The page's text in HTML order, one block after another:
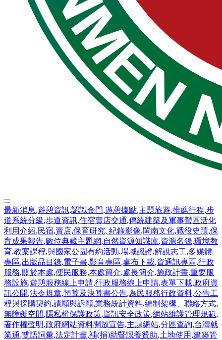
:::
最新消息,遊憩資訊,認識金門,遊憩據點,主題旅遊,推薦行程,步
道系統分級,步道資訊,住宿賣店交通,傳統建築及軍事營區活化
利用介紹,民宿,賣店,保育研究, 紀錄影像,閩南文化,戰役史蹟,保
育成果報告,數位典藏主題網,自然資源知識庫,資源名錄,環境教
育,教案課程,與國家公園有約活動,場域認證,解說志工,多媒體
專區,出版品目錄,電子書,影音專區,桌布下載,資通訊專區,行政
服務,關於本處,便民服務,本處簡介,處長簡介,施政計畫,重要服
務設施,遊憩服務線上申請,行政服務線上申請,表單下載,政府資
訊公開,法令規章,預算及決算書公告,為民服務行政資料,公告工
程與採購契約,請願與訴願,業務統計資料,編制架構、聯絡方式,
無障礙空間,隱私權保護政策,資訊安全政策,網站維護管理規範,
著作權聲明,政府網站資料開放宣告,主題網站,分區查詢,台灣就
業通,雙語詞彙,法定計畫,補(捐)助暨認養贊助,土地使用 ,建築管